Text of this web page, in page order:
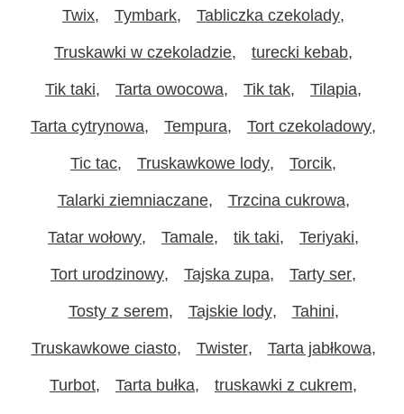
Twix Tymbark Tabliczka czekolady
Truskawki w czekoladzie turecki kebab
Tik taki Tarta owocowa Tik tak Tilapia
Tarta cytrynowa Tempura Tort czekoladowy
Tic tac Truskawkowe lody Torcik
Talarki ziemniaczane Trzcina cukrowa
Tatar wołowy Tamale tik taki Teriyaki
Tort urodzinowy Tajska zupa Tarty ser
Tosty z serem Tajskie lody Tahini
Truskawkowe ciasto Twister Tarta jabłkowa
Turbot Tarta bułka truskawki z cukrem